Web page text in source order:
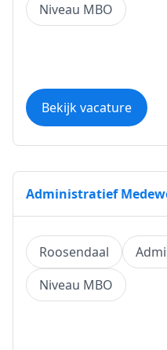
Niveau MBO
Bekijk vacature
Administratief
Roosendaal
Niveau MBO